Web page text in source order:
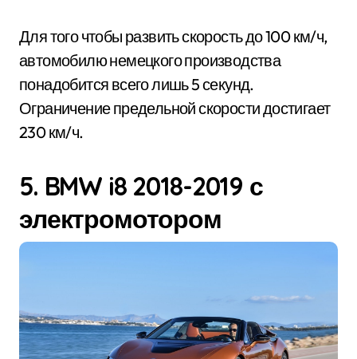
Для того чтобы развить скорость до 100 км/ч,
автомобилю немецкого производства
понадобится всего лишь 5 секунд.
Ограничение предельной скорости достигает
230 км/ч.
5. BMW i8 2018-2019 с
электромотором